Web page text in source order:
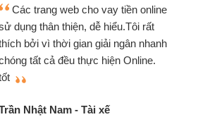
Mình cần tiền gấp
chiếc xe wave nhưng
gói vay tiền bằng
cần gặp mặt nên rất
Cấn Văn Lực - Tạp